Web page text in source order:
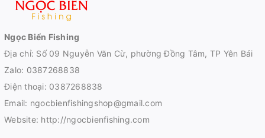
Ngọc Biển Fishing
Địa chỉ: Số 09 Nguyễn Văn Cừ, phường Đồng Tâm, TP Yên Bái
Zalo: 0387268838
Điện thoại: 0387268838
Email: ngocbienfishingshop@gmail.com
Website: http://ngocbienfishing.com